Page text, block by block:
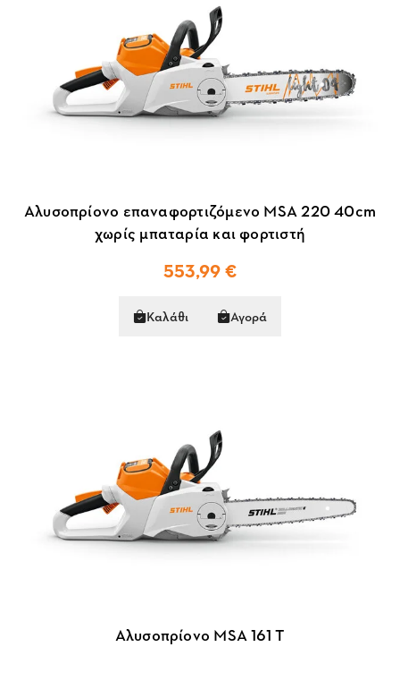
Αλυσοπρίονο επαναφορτιζόμενο MSA 220 40cm
χωρίς μπαταρία και φορτιστή
553,99 €
Καλάθι Αγορά
Αλυσοπρίονο MSA 161 T